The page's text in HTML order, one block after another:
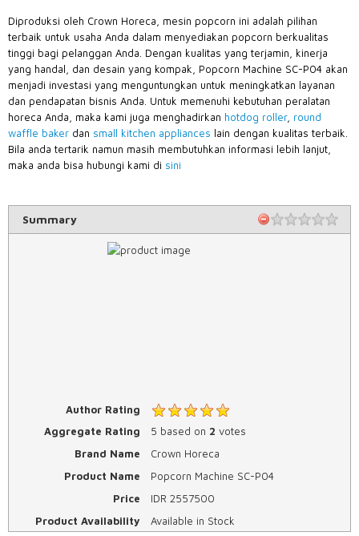
Diproduksi oleh Crown Horeca, mesin popcorn ini adalah pilihan
terbaik untuk usaha Anda dalam menyediakan popcorn berkualitas
tinggi bagi pelanggan Anda. Dengan kualitas yang terjamin, kinerja
yang handal, dan desain yang kompak, Popcorn Machine SC-P04 akan
menjadi investasi yang menguntungkan untuk meningkatkan layanan
dan pendapatan bisnis Anda. Untuk memenuhi kebutuhan peralatan
horeca Anda, maka kami juga menghadirkan hotdog roller, round
waffle baker dan small kitchen appliances lain dengan kualitas terbaik.
Bila anda tertarik namun masih membutuhkan informasi lebih lanjut,
maka anda bisa hubungi kami di sini
Summary
Author Rating
Aggregate Rating
5 based on 2 votes
Brand Name
Crown Horeca
Product Name
Popcorn Machine SC-P04
Price
IDR 2557500
Product Availability
Available in Stock